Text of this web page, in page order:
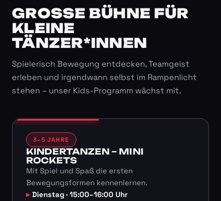
GROSSE BÜHNE FÜR K
LEINE T
ÄNZER*INNEN
Spielerisch Bewegung entdecken, Teamgeist
erleben und irgendwann selbst im Rampenlicht
stehen – unser Kids-Programm wächst mit.
3–5 JAHRE
KINDERTANZEN – MINI
ROCKETS
Mit Spiel und Spaß die ersten
Bewegungsformen kennenlernen.
Dienstag · 15:00–16:00 Uhr